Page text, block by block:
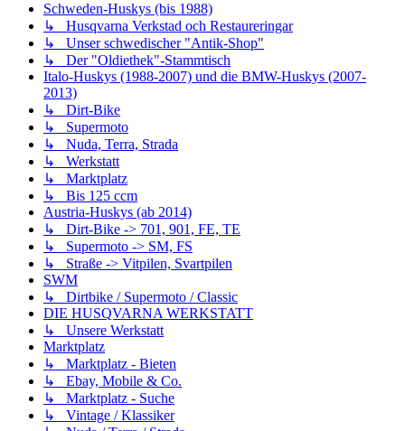
Schweden-Huskys (bis 1988)
↳ Husqvarna Verkstad och Restaureringar
↳ Unser schwedischer "Antik-Shop"
↳ Der "Oldiethek"-Stammtisch
Italo-Huskys (1988-2007) und die BMW-Huskys (2007-
2013)
↳ Dirt-Bike
↳ Supermoto
↳ Nuda, Terra, Strada
↳ Werkstatt
↳ Marktplatz
↳ Bis 125 ccm
Austria-Huskys (ab 2014)
↳ Dirt-Bike -> 701, 901, FE, TE
↳ Supermoto -> SM, FS
↳ Straße -> Vitpilen, Svartpilen
SWM
↳ Dirtbike / Supermoto / Classic
DIE HUSQVARNA WERKSTATT
↳ Unsere Werkstatt
Marktplatz
↳ Marktplatz - Bieten
↳ Ebay, Mobile & Co.
↳ Marktplatz - Suche
↳ Vintage / Klassiker